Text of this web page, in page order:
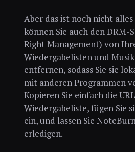
Aber das ist noch nicht
können Sie auch den DRM-
Right Management) von
Wiedergabelisten und
entfernen, sodass Sie sie
mit anderen Programmen
Kopieren Sie einfach die
Wiedergabeliste, fügen Sie
ein, und lassen Sie
erledigen.